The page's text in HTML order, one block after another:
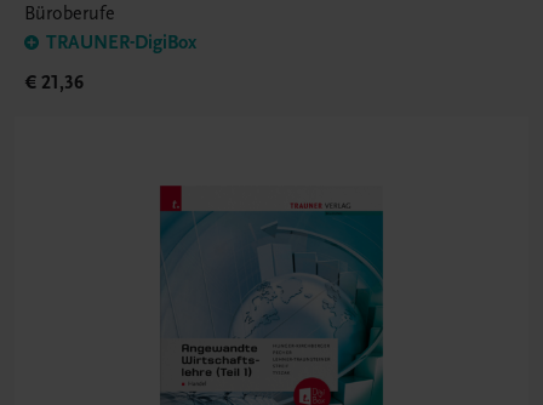
Büroberufe
TRAUNER-DigiBox
€ 21,36